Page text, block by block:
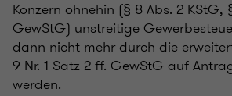
Konzern ohnehin (§ 8 Abs. 2 KStG,
GewStG) unstreitige
dann nicht mehr durch die
9 Nr. 1 Satz 2 ff. GewStG auf
werden.